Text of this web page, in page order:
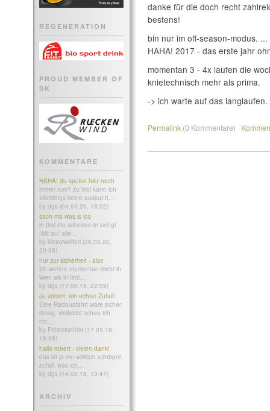
REGENERATION
PROUD MEMBER OF
SK
KOMMENTARE
HAHA! du spukst hier noch
immer rum? zu tirol kann ich
allerdings keine auskunft...
by dgs (04.04.20, 18:02)
sach ma was is los
in tirol die scheisse in ischgl
fällt auf alle...
by kleinzwolferl (26.03.20,
20:38)
nur zur sicherheit - also
ich wohne momentan mehr in
wien als in tirol....
by dgs (17.05.18, 22:59)
Ja stimmt, ein echter Zufall!
Eine Radausfahrt wäre sicher
lässig, vielleicht schau ich
mir...
by Freizeitathlet (17.05.18,
13:36)
hallo robert - vielen dank!
das ist ja ein wirklich schräger
zufall. was ich...
by dgs (14.05.18, 13:41)
ARCHIV
danke für die doch recht
bestens!
bin nur im off-season-modus.
HAHA! 2017 - das erste jahr
momentan 3 - 4x laufen die
knietechnisch mehr als prima.
-> ich warte auf das langlaufen.
Permalink (0 Kommentare)